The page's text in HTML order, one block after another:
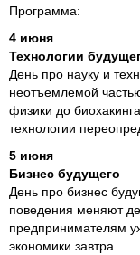
Программа:
4 июня
Технологии
День про науку и
неотъемлемой
физики до
технологии
5 июня
Бизнес будущего
День про бизнес
поведения меняют
предпринимателям
экономики завтра.